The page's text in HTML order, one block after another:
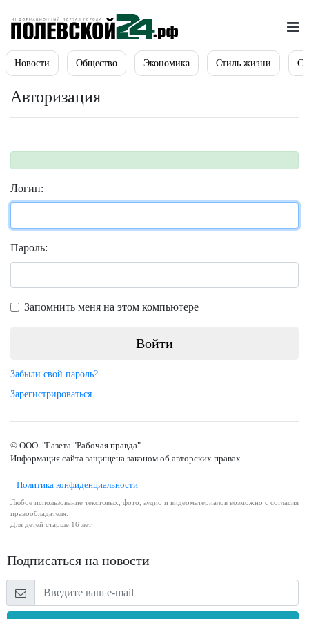
Новости Общество Экономика Стиль жизни
Авторизация
Логин:
Пароль:
Запомнить меня на этом компьютере
Забыли свой пароль?
Зарегистрироваться
© ООО "Газета "Рабочая правда"
Информация сайта защищена законом об авторских правах.
Политика конфиденциальности
Любое использование текстовых, фото, аудио и видеоматериалов возможно с согласия
правообладателя.
Для детей старше 16 лет.
Подписаться на новости